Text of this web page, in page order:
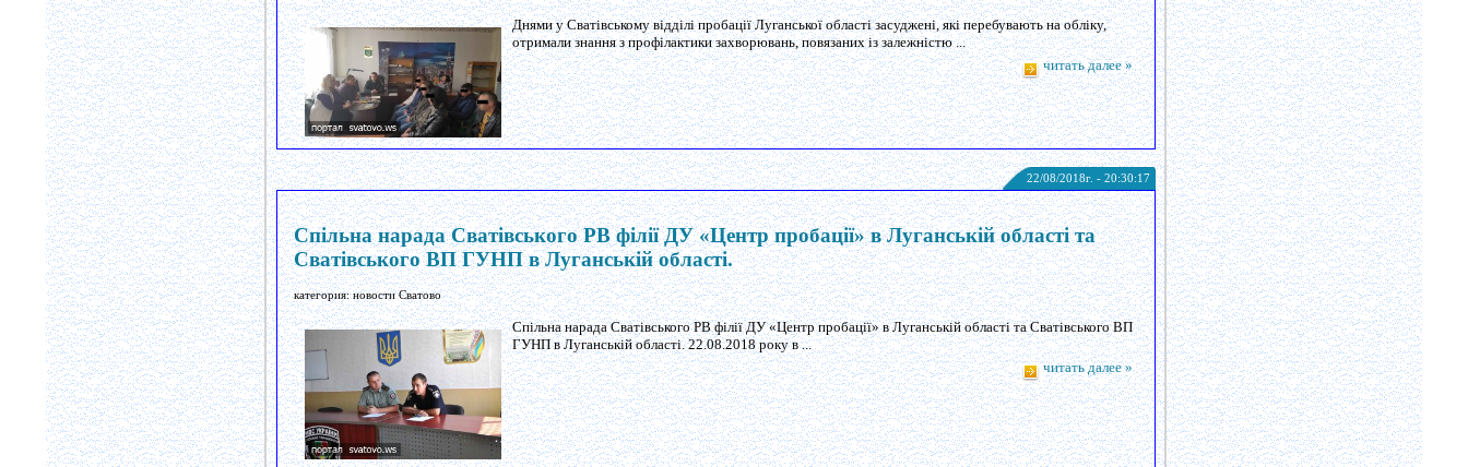
Днями у Сватівському відділі пробації Луганської області засуджені, які перебувають на обліку,
отримали знання з профілактики захворювань, повязаних із залежністю ...
читать далее »
22/08/2018г. - 20:30:17
Спільна нарада Сватівського РВ філії ДУ «Центр пробації» в Луганській області та
Сватівського ВП ГУНП в Луганській області.
категория: новости Сватово
Спільна нарада Сватівського РВ філії ДУ «Центр пробації» в Луганській області та Сватівського ВП
ГУНП в Луганській області. 22.08.2018 року в ...
читать далее »